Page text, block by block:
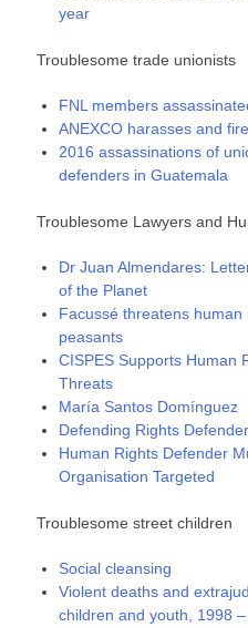
year
Troublesome trade unionists
FNL members
ANEXCO harasses and
2016 assassinations of
defenders in Guatemala
Troublesome Lawyers and
Dr Juan Almendares:
of the Planet
Facussé threatens
peasants
CISPES Supports Human
Threats
María Santos Domínguez
Defending Rights
Human Rights Defender
Organisation Targeted
Troublesome street children
Social cleansing
Violent deaths and
children and youth, 1998 –